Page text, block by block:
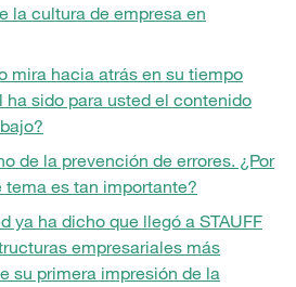
la cultura de empresa en
mira hacia atrás en su tiempo
ha sido para usted el contenido
de la prevención de errores. ¿Por
tema es tan importante?
ya ha dicho que llegó a STAUFF
empresariales más
su primera impresión de la